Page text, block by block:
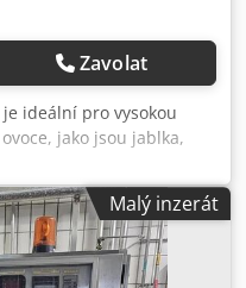
odšťavňování bez
Vyžaduje minimální
provoz je zapotřebí
Zavolat
je ideální pro vysokou
jako jsou jablka,
rybíz, mrkev, bylinky,
Výše uvedené
úspěšně testovány na
automatický lisovací
lisovací tlak na konci
Malý inzerát